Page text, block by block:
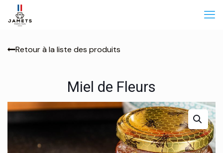
Retour à la liste des produits
Miel de Fleurs